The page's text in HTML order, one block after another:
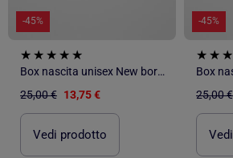
-45%
Box nascita unisex New born in the family - 6 pezzi
25,00 € 13,75 €
Vedi prodotto
-45%
25,00 €